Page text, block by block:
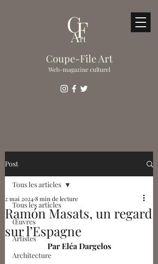
Coupe-File Art
Web-magazine culturel
Post
Tous les articles
Œuvres
Artistes
Architecture
Tous les articles
Ramón Masats, un regard
sur l’Espagne
2 mai 20248 min de lecture
Par Eléa Dargelos